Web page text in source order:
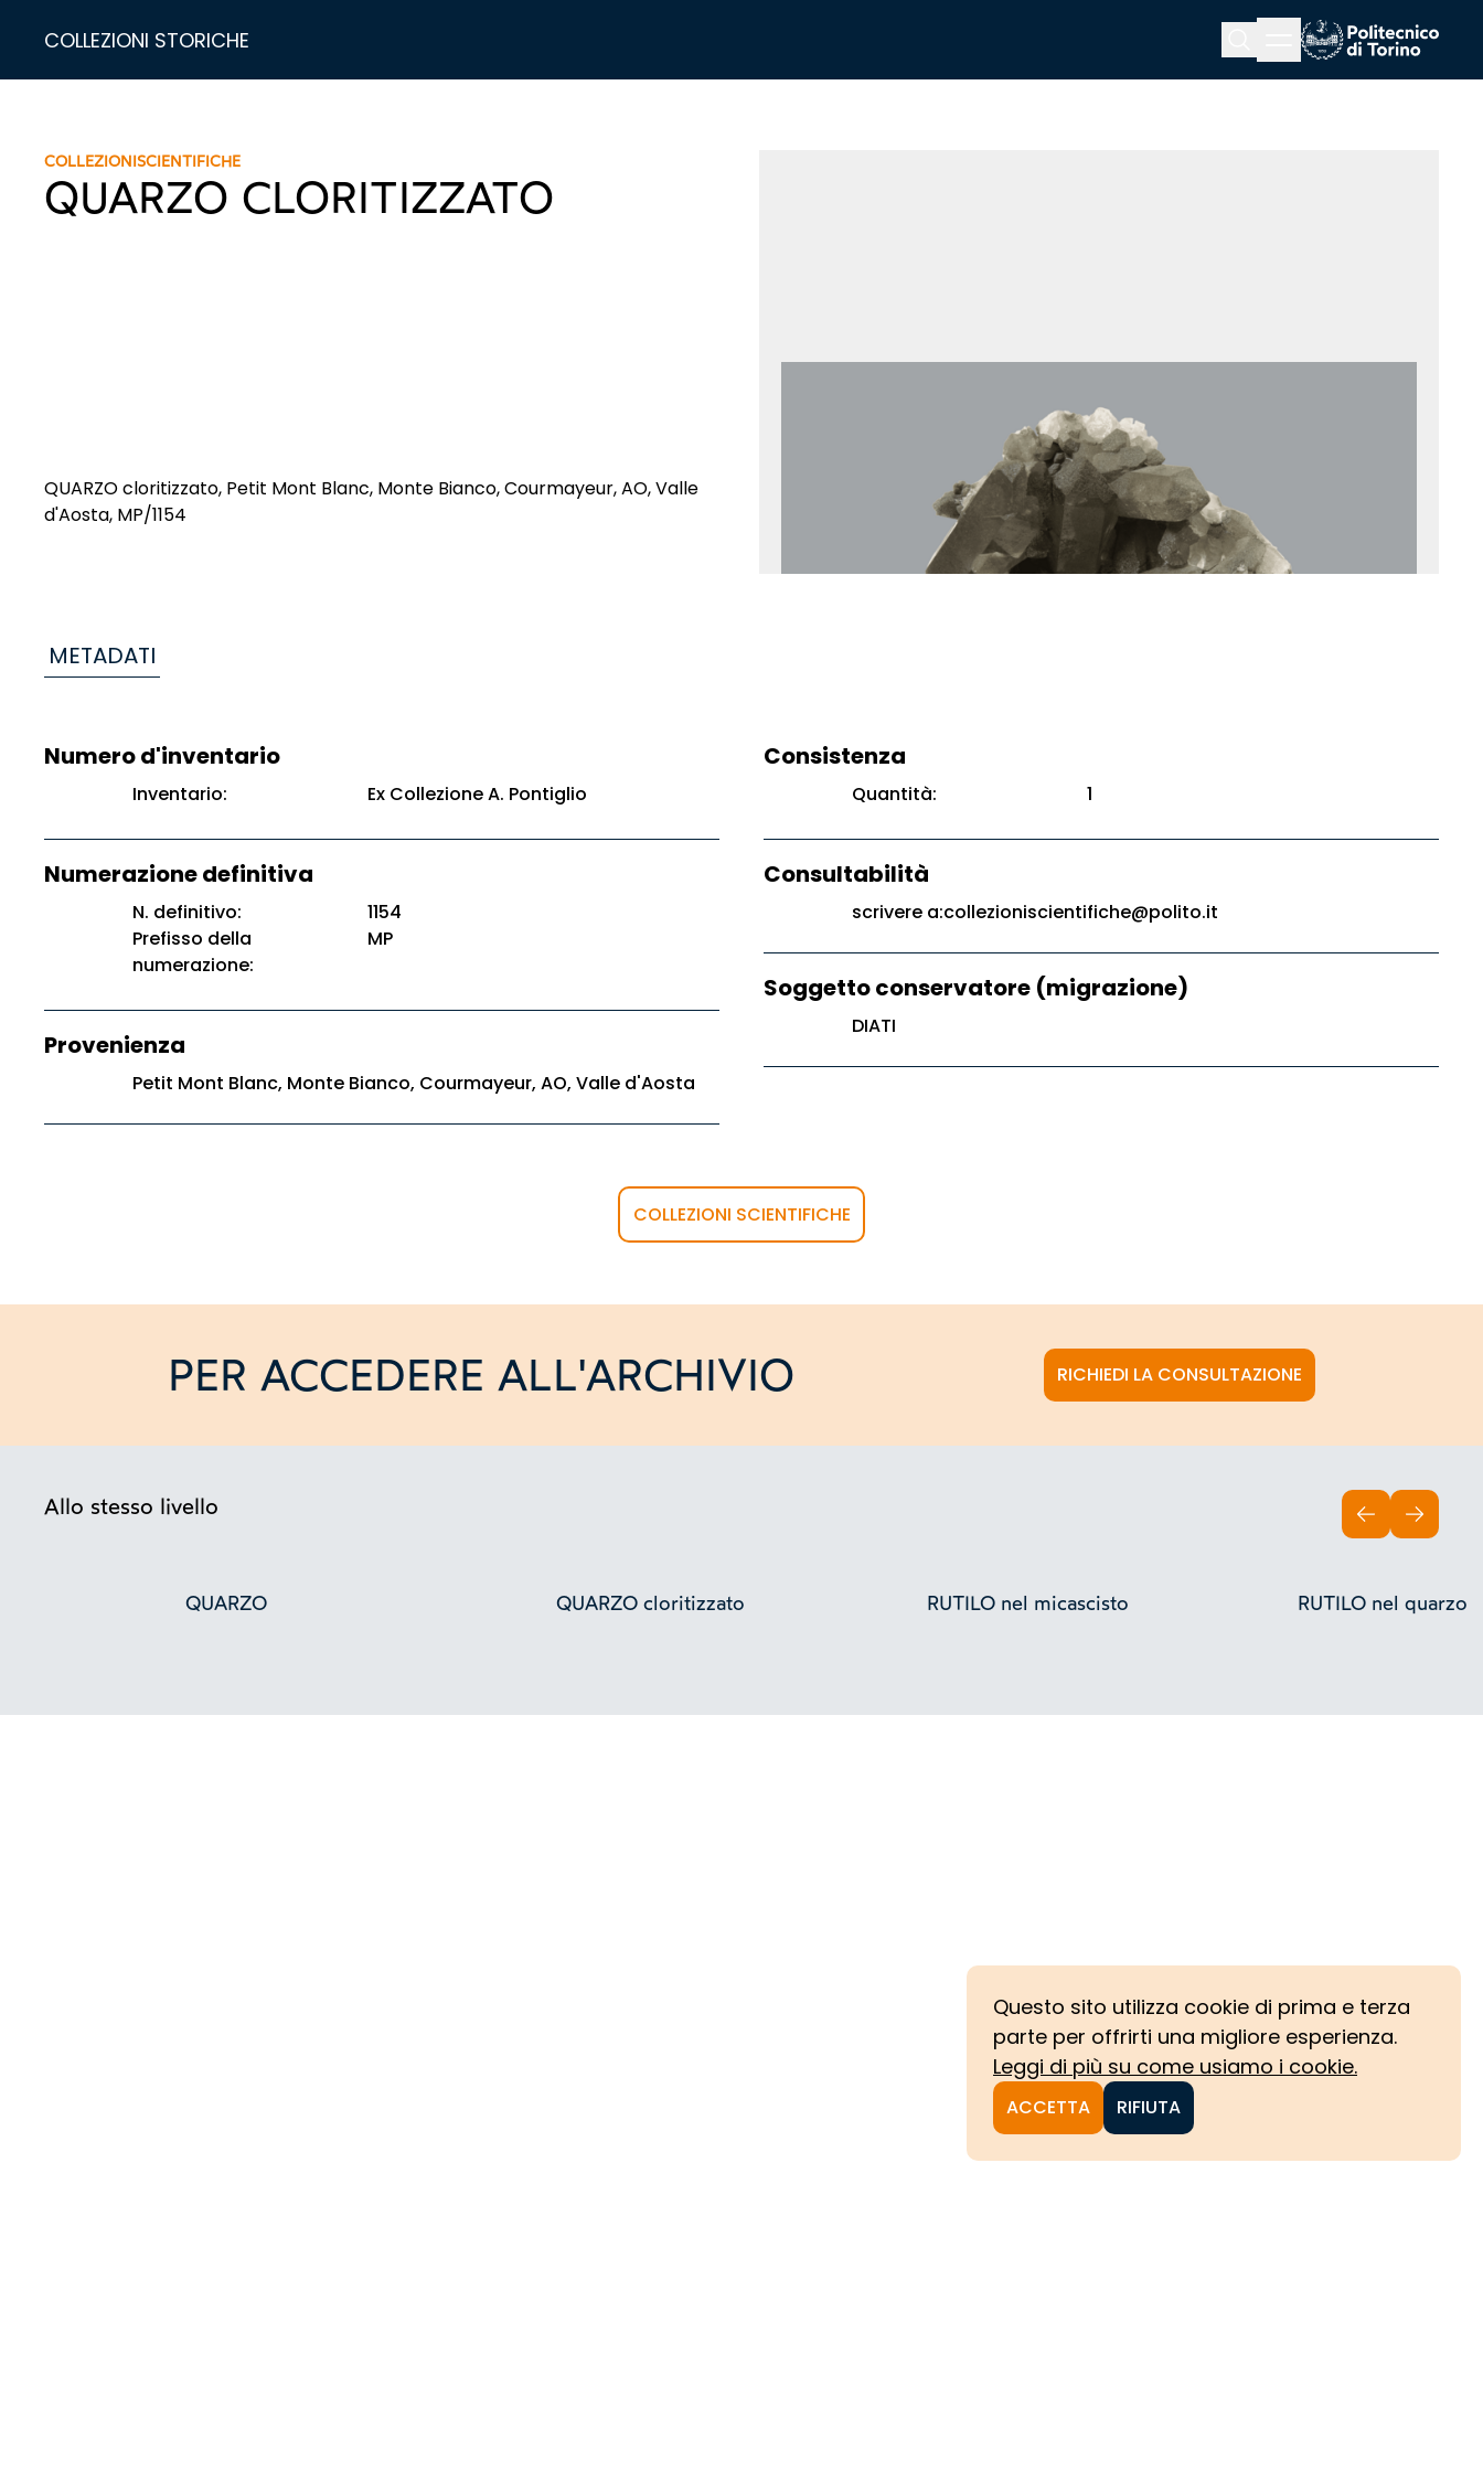
Questo sito utilizza cookie di prima e terza
parte per offrirti una migliore esperienza.
Leggi di più su come usiamo i cookie.
ACCETTA RIFIUTA
COLLEZIONI STORICHE
Menu button
COLLEZIONISCIENTIFICHE
QUARZO CLORITIZZATO
QUARZO cloritizzato, Petit Mont Blanc, Monte Bianco, Courmayeur, AO, Valle
d'Aosta, MP/1154
METADATI
Numero d'inventario
Inventario: Ex Collezione A. Pontiglio
Numerazione definitiva
N. definitivo:
1154
Prefisso della
numerazione:
MP
Provenienza
Petit Mont Blanc, Monte Bianco, Courmayeur, AO, Valle d'Aosta
Consistenza
Quantità: 1
Consultabilità
scrivere a:collezioniscientifiche@polito.it
Soggetto conservatore (migrazione)
DIATI
COLLEZIONI SCIENTIFICHE
PER ACCEDERE ALL'ARCHIVIO RICHIEDI LA CONSULTAZIONE
Allo stesso livello
QUARZO QUARZO cloritizzato RUTILO nel micascisto RUTILO nel quarzo
INDIETROAVANTI